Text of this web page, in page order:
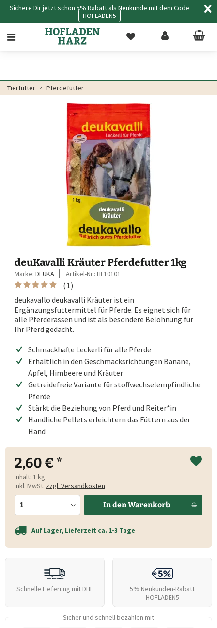
Sichere Dir jetzt schon 5% Rabatt als Neukunde mit dem Code
HOFLADEN5
Tierfutter Pferdefutter
deuKavalli Kräuter Pferdefutter 1kg
Marke: DEUKA Artikel-Nr.: HL10101
(1 )
deukavallo deukavalli Kräuter ist ein
Ergänzungsfuttermittel für Pferde. Es eignet sich für
alle Pferderassen und ist als besondere Belohnung für
Ihr Pferd gedacht.
Schmackhafte Leckerli für alle Pferde
Erhältlich in den Geschmacksrichtungen Banane,
Apfel, Himbeere und Kräuter
Getreidefreie Variante für stoffwechselempfindliche
Pferde
Stärkt die Beziehung von Pferd und Reiter*in
Handliche Pellets erleichtern das Füttern aus der
Hand
2,60 € *
Inhalt: 1 kg
inkl. MwSt. zzgl. Versandkosten
In denWarenkorb
Auf Lager, Lieferzeit ca. 1‑3 Tage
Schnelle Lieferung mit DHL
5% Neukunden-Rabatt
HOFLADEN5
Sicher und schnell bezahlen mit